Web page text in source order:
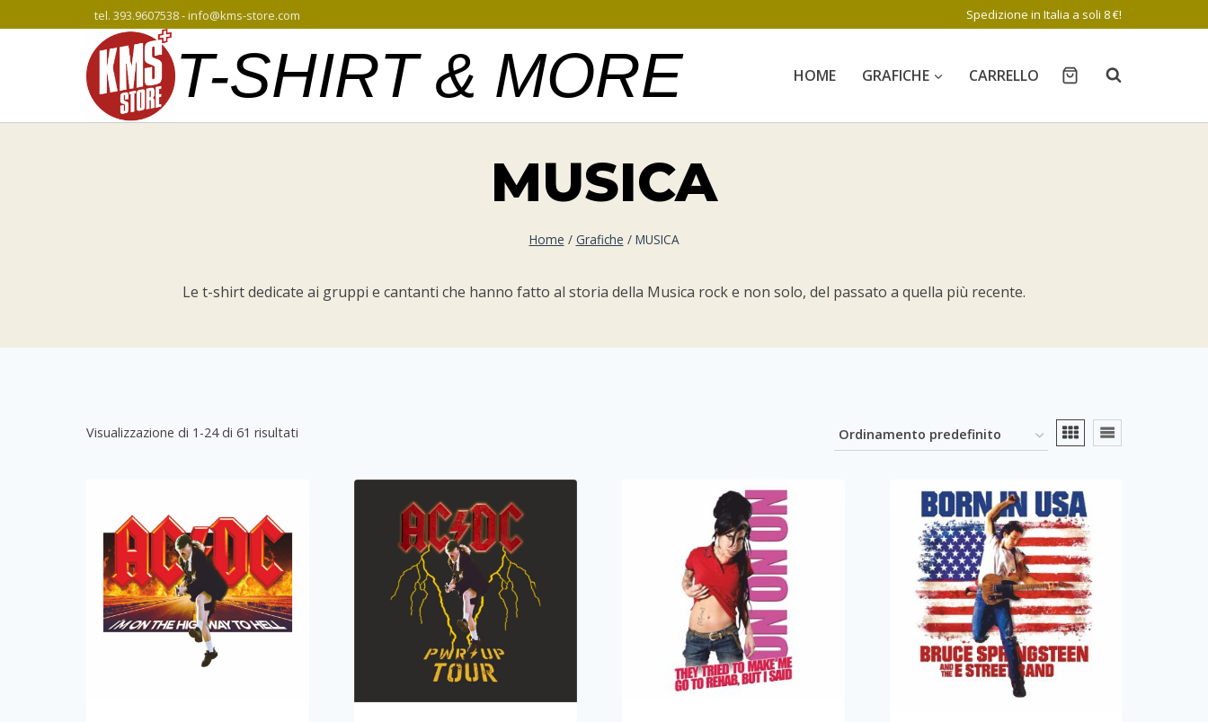
tel. 393.9607538 - info@kms-store.com Spedizione in Italia a soli 8 €!
T-SHIRT & MORE HOME GRAFICHE CARRELLO
MUSICA
Home / Grafiche / MUSICA
Le t-shirt dedicate ai gruppi e cantanti che hanno fatto al storia della Musica rock e non solo, del passato a quella più recente.
Visualizzazione di 1-24 di 61 risultati